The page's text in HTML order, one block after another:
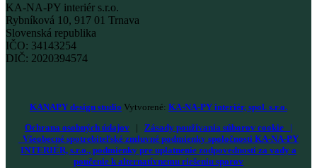
KA-NA-PY interiér s.r.o.
Rybníková 10, 917 01 Trnava
Slovenská republika
IČO: 34143254
DIČ: 2020394574
KANAPY design studio Vytvorené: KA-NA-PY interiér, spol. s.r.o.
Ochrana osobných údajov | Zásady používania súborov cookie |
Všeobecné spotrebiteľské zmluvné podmienky spoločnosti KA-NA-PY
INTERIÉR, s.r.o., podmienky pre uplatnenie zodpovednosti za vady a
poučenie k alternatívnemu riešeniu sporov